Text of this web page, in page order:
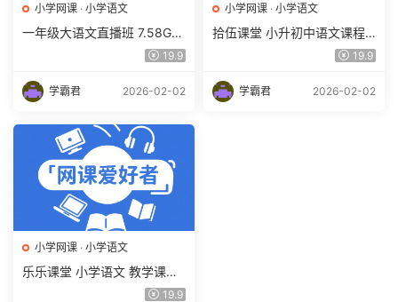
小学网课 · 小学语文
一年级大语文直播班 7.58G课
程百度网盘下载 檀梦茜教学19.9
学霸君 2026-02-02
小学网课 · 小学语文
拾伍课堂 小升初中语文课程 2
5.83G课程百度网盘下载 19.9
学霸君 2026-02-02
小学网课 · 小学语文
乐乐课堂 小学语文 教学课程
19.9